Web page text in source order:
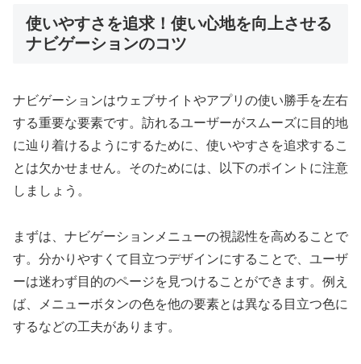
使いやすさを追求！使い心地を向上させる
ナビゲーションのコツ
ナビゲーションはウェブサイトやアプリの使い勝手を左右
する重要な要素です。訪れるユーザーがスムーズに目的地
に辿り着けるようにするために、使いやすさを追求するこ
とは欠かせません。そのためには、以下のポイントに注意
しましょう。
まずは、ナビゲーションメニューの視認性を高めることで
す。分かりやすくて目立つデザインにすることで、ユーザ
ーは迷わず目的のページを見つけることができます。例え
ば、メニューボタンの色を他の要素とは異なる目立つ色に
するなどの工夫があります。